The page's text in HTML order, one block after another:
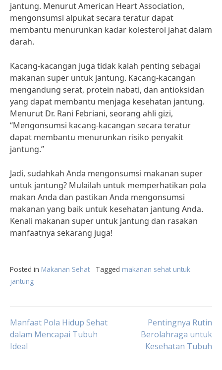
jantung. Menurut American Heart Association,
mengonsumsi alpukat secara teratur dapat
membantu menurunkan kadar kolesterol jahat dalam
darah.
Kacang-kacangan juga tidak kalah penting sebagai
makanan super untuk jantung. Kacang-kacangan
mengandung serat, protein nabati, dan antioksidan
yang dapat membantu menjaga kesehatan jantung.
Menurut Dr. Rani Febriani, seorang ahli gizi,
“Mengonsumsi kacang-kacangan secara teratur
dapat membantu menurunkan risiko penyakit
jantung.”
Jadi, sudahkah Anda mengonsumsi makanan super
untuk jantung? Mulailah untuk memperhatikan pola
makan Anda dan pastikan Anda mengonsumsi
makanan yang baik untuk kesehatan jantung Anda.
Kenali makanan super untuk jantung dan rasakan
manfaatnya sekarang juga!
Posted in Makanan Sehat Tagged makanan sehat untuk
jantung
Post
navigation
Manfaat Pola Hidup Sehat
dalam Mencapai Tubuh
Ideal
Pentingnya Rutin
Berolahraga untuk
Kesehatan Tubuh